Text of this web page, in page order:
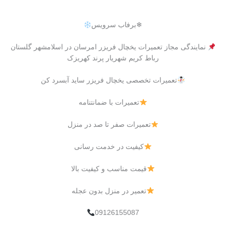
❄برفاب سرویس
نمایندگی مجاز تعمیرات یخچال فریزر امرسان در اسلامشهر گلستان
رباط کریم شهریار پرند کهریزک
تعمیرات تخصصی یخچال فریزر ساید آبسرد کن
تعمیرات با ضمانتنامه
تعمیرات صفر تا صد در منزل
کیفیت در خدمت رسانی
قیمت مناسب و کیفیت بالا
تعمیر در منزل بدون عجله
09126155087